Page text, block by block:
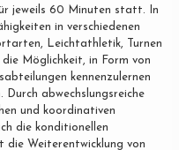
jeweils 60 Minuten statt. In
in verschiedenen
Leichtathletik, Turnen
Möglichkeit, in Form von
kennenzulernen
abwechslungsreiche
und koordinativen
die konditionellen
Weiterentwicklung von